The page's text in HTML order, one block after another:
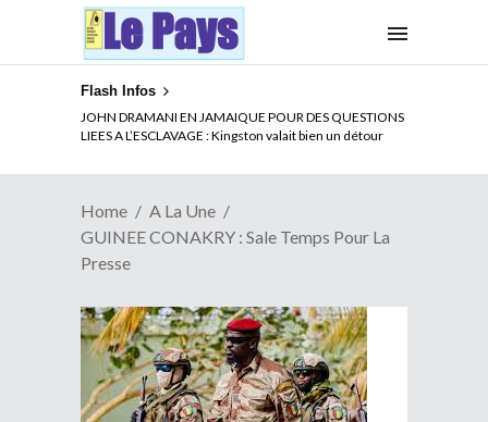
Flash Infos
JOHN DRAMANI EN JAMAIQUE POUR DES QUESTIONS
LIEES A L’ESCLAVAGE : Kingston valait bien un détour
ELECTION DE TALON A LA TETE DU SENAT BENINOIS :
Quand Patrice quitte le pouvoir sans partir !
Home
A La Une
GUINEE CONAKRY : Sale Temps Pour La
Presse